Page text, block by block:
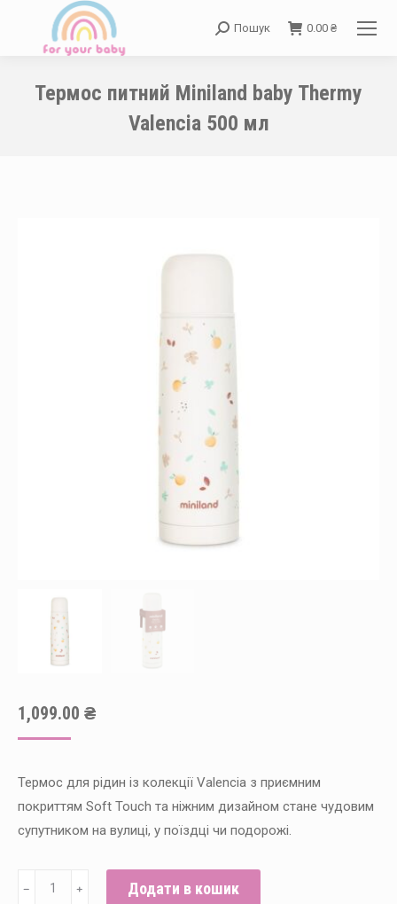
Search:
Пошук 0.00 ₴
Термос питний Miniland baby Thermy
Valencia 500 мл
1,099.00 ₴
Термос для рідин із колекції Valencia з приємним
покриттям Soft Touch та ніжним дизайном стане чудовим
супутником на вулиці, у поїздці чи подорожі.
Термос
﹣ ﹢ Додати в кошик